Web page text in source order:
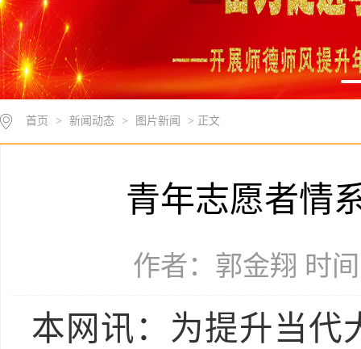
首页 > 新闻动态 > 图片新闻 > 正文
青年志愿者情
作者：郭金翔 时
本网讯：为提升当代